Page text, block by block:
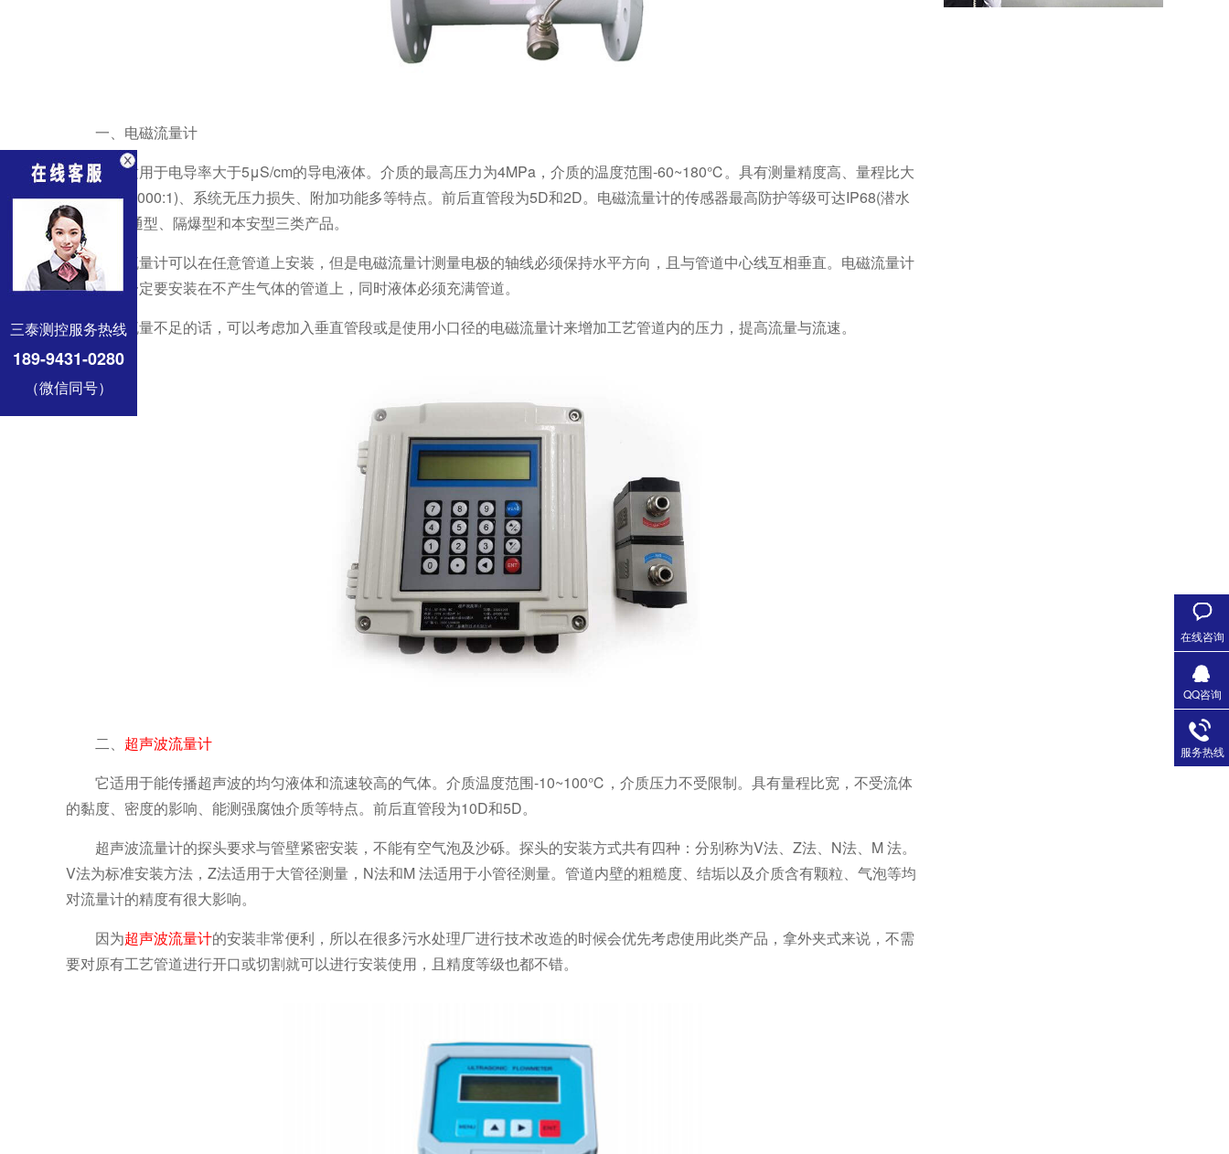
一、电磁流量计
一般适用于电导率大于5μS/cm的导电液体。介质的最高压力为4MPa，介质的温度范围-60~180℃。具有测量精度高、量程比大
(最大可达1000:1)、系统无压力损失、附加功能多等特点。前后直管段为5D和2D。电磁流量计的传感器最高防护等级可达IP68(潜水
型)，有普通型、隔爆型和本安型三类产品。
电磁流量计可以在任意管道上安装，但是电磁流量计测量电极的轴线必须保持水平方向，且与管道中心线互相垂直。电磁流量计
的传感器一定要安装在不产生气体的管道上，同时液体必须充满管道。
如果流量不足的话，可以考虑加入垂直管段或是使用小口径的电磁流量计来增加工艺管道内的压力，提高流量与流速。
二、 超声波流量计
它适用于能传播超声波的均匀液体和流速较高的气体。介质温度范围-10~100℃，介质压力不受限制。具有量程比宽，不受流体
的黏度、密度的影响、能测强腐蚀介质等特点。前后直管段为10D和5D。
超声波流量计的探头要求与管壁紧密安装，不能有空气泡及沙砾。探头的安装方式共有四种：分别称为V法、Z法、N法、M 法。
V法为标准安装方法，Z法适用于大管径测量，N法和M 法适用于小管径测量。管道内壁的粗糙度、结垢以及介质含有颗粒、气泡等均
对流量计的精度有很大影响。
因为超声波流量计的安装非常便利，所以在很多污水处理厂进行技术改造的时候会优先考虑使用此类产品，拿外夹式来说，不需
要对原有工艺管道进行开口或切割就可以进行安装使用，且精度等级也都不错。
在线咨询
QQ咨询
服务热线
三泰测控服务热线
189-9431-0280
（微信同号）